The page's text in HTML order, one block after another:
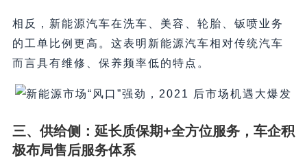
相反，新能源汽车在洗车、美容、轮胎、钣喷业务
的工单比例更高。这表明新能源汽车相对传统汽车
而言具有维修、保养频率低的特点。
三、供给侧：延长质保期+全方位服务，车企积
极布局售后服务体系